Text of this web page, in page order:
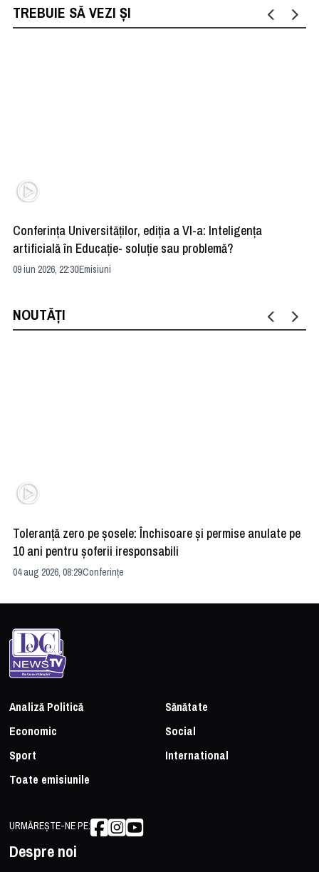
TREBUIE SĂ VEZI ȘI
Conferința Universităților, ediția a VI-a: Inteligența
artificială în Educație- soluție sau problemă?
09 iun 2026, 22:30Emisiuni
NOUTĂȚI
Toleranță zero pe șosele: Închisoare și permise anulate pe
10 ani pentru șoferii iresponsabili
04 aug 2026, 08:29Conferințe
Analiză Politică
Sănătate
Economic
Social
Sport
International
Toate emisiunile
URMĂREȘTE-NE PE:
Despre noi